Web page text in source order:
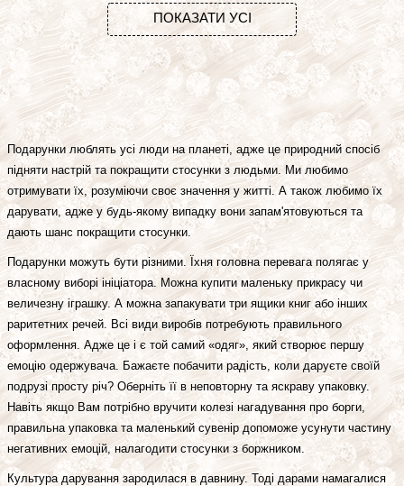
Подарунки люблять усі люди на планеті, адже це природний спосіб
підняти настрій та покращити стосунки з людьми. Ми любимо
отримувати їх, розуміючи своє значення у житті. А також любимо їх
дарувати, адже у будь-якому випадку вони запам'ятовуються та
дають шанс покращити стосунки.
Подарунки можуть бути різними. Їхня головна перевага полягає у
власному виборі ініціатора. Можна купити маленьку прикрасу чи
величезну іграшку. А можна запакувати три ящики книг або інших
раритетних речей. Всі види виробів потребують правильного
оформлення. Адже це і є той самий «одяг», який створює першу
емоцію одержувача. Бажаєте побачити радість, коли даруєте своїй
подрузі просту річ? Оберніть її в неповторну та яскраву упаковку.
Навіть якщо Вам потрібно вручити колезі нагадування про борги,
правильна упаковка та маленький сувенір допоможе усунути частину
негативних емоцій, налагодити стосунки з боржником.
Культура дарування зародилася в давнину. Тоді дарами намагалися
ПОКАЗАТИ УСІ